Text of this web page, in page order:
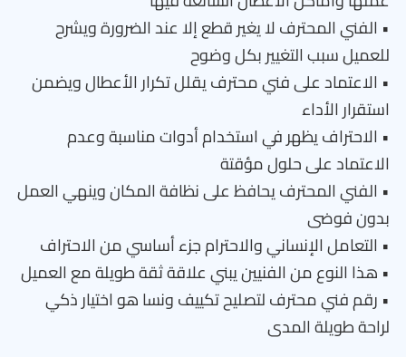
• الفني المحترف لا يغير قطع إلا عند الضرورة ويشرح
للعميل سبب التغيير بكل وضوح
• الاعتماد على فني محترف يقلل تكرار الأعطال ويضمن
استقرار الأداء
• الاحتراف يظهر في استخدام أدوات مناسبة وعدم
الاعتماد على حلول مؤقتة
• الفني المحترف يحافظ على نظافة المكان وينهي العمل
بدون فوضى
• التعامل الإنساني والاحترام جزء أساسي من الاحتراف
• هذا النوع من الفنيين يبني علاقة ثقة طويلة مع العميل
• رقم فني محترف لتصليح تكييف ونسا هو اختيار ذكي
لراحة طويلة المدى